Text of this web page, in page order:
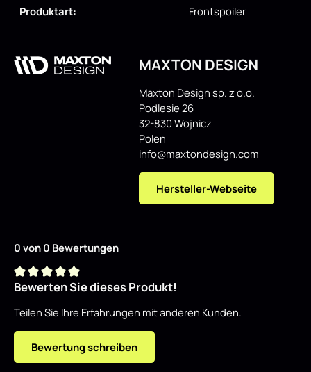
Produktart:
Frontspoiler
MAXTON DESIGN
Maxton Design sp. z o.o.
Podlesie 26
32-830 Wojnicz
Polen
info@maxtondesign.com
Hersteller-Webseite
0 von 0 Bewertungen
Durchschnittliche Bewertung von 0 von 5 Sternen
Bewerten Sie dieses Produkt!
Teilen Sie Ihre Erfahrungen mit anderen Kunden.
Bewertung schreiben